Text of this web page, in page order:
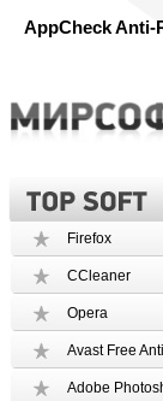
AppCheck Anti-
Firefox
CCleaner
Opera
Avast Free
Adobe